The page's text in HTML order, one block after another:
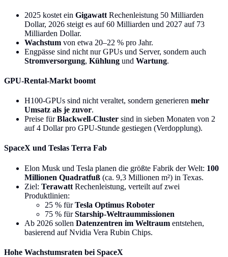
2025 kostet ein Gigawatt Rechenleistung 50 Milliarden
Dollar, 2026 steigt es auf 60 Milliarden und 2027 auf 73
Milliarden Dollar.
Wachstum von etwa 20–22 % pro Jahr.
Engpässe sind nicht nur GPUs und Server, sondern auch
Stromversorgung, Kühlung und Wartung.
GPU-Rental-Markt boomt
H100-GPUs sind nicht veraltet, sondern generieren mehr
Umsatz als je zuvor.
Preise fürBlackwell-Cluster sind in sieben Monaten von 2
auf 4 Dollar pro GPU-Stunde gestiegen (Verdopplung).
SpaceX und Teslas Terra Fab
Elon Musk und Tesla planen die größte Fabrik der Welt: 100
Millionen Quadratfuß (ca. 9,3 Millionen m²) in Texas.
Ziel: Terawatt Rechenleistung, verteilt auf zwei
Produktlinien:
25 % fürTesla Optimus Roboter
75 % fürStarship-Weltraummissionen
Ab 2026 sollen Datenzentren im Weltraum entstehen,
basierend auf Nvidia Vera Rubin Chips.
Hohe Wachstumsraten bei SpaceX